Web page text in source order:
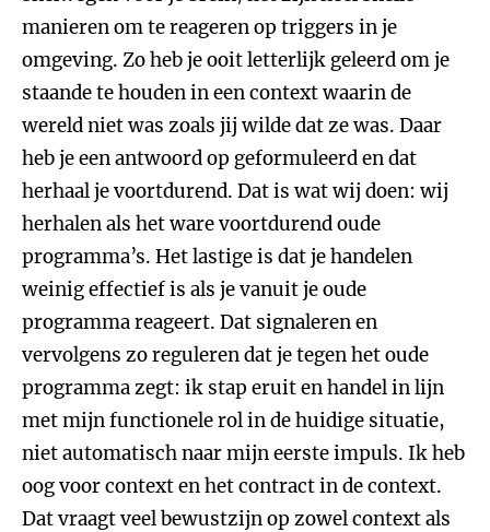
manieren om te reageren op triggers in je
omgeving. Zo heb je ooit letterlijk geleerd om je
staande te houden in een context waarin de
wereld niet was zoals jij wilde dat ze was. Daar
heb je een antwoord op geformuleerd en dat
herhaal je voortdurend. Dat is wat wij doen: wij
herhalen als het ware voortdurend oude
programma’s. Het lastige is dat je handelen
weinig effectief is als je vanuit je oude
programma reageert. Dat signaleren en
vervolgens zo reguleren dat je tegen het oude
programma zegt: ik stap eruit en handel in lijn
met mijn functionele rol in de huidige situatie,
niet automatisch naar mijn eerste impuls. Ik heb
oog voor context en het contract in de context.
Dat vraagt veel bewustzijn op zowel context als